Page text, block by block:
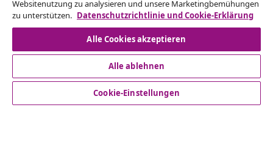
Mehr entdecken
Websitenutzung zu analysieren und unsere Marketingbemühungen
zu unterstützen. Datenschutzrichtlinie und Cookie-Erklärung
Alle Cookies akzeptieren
Alle ablehnen
Cookie-Einstellungen